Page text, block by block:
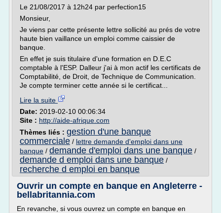
Le 21/08/2017 à 12h24 par perfection15
Monsieur,
Je viens par cette présente lettre sollicité au prés de votre
haute bien vaillance un emploi comme caissier de
banque.
En effet je suis titulaire d'une formation en D.E.C
comptable à l'ESP. Dalleur j'ai à mon actif les certificats de
Comptabilité, de Droit, de Technique de Communication.
Je compte terminer cette année si le certificat...
Lire la suite
Date: 2019-02-10 00:06:34
Site : http://aide-afrique.com
Thèmes liés : gestion d'une banque
commerciale / lettre demande d'emploi dans une
banque / demande d'emploi dans une banque /
demande d emploi dans une banque /
recherche d emploi en banque
Ouvrir un compte en banque en Angleterre -
bellabritannia.com
En revanche, si vous ouvrez un compte en banque en